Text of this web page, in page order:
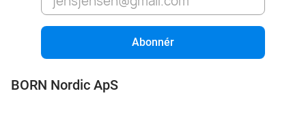
Abonnér
BORN Nordic ApS